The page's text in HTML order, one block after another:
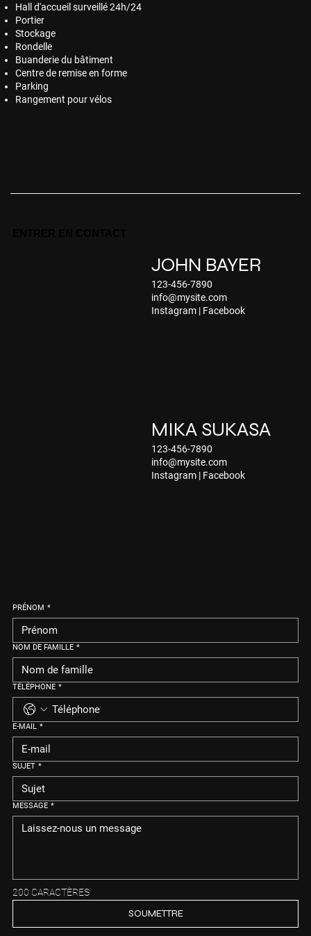
Hall d'accueil surveillé 24h/24
Portier
Stockage
Rondelle
Buanderie du bâtiment
Centre de remise en forme
Parking
Rangement pour vélos
JOHN BAYER
123-456-7890
info@mysite.com
Instagram | Facebook
MIKA SUKASA
123-456-7890
info@mysite.com
Instagram | Facebook
PRÉNOM *
NOM DE FAMILLE *
TÉLÉPHONE *
E-MAIL *
SUJET *
MESSAGE *
200 CARACTÈRES
SOUMETTRE